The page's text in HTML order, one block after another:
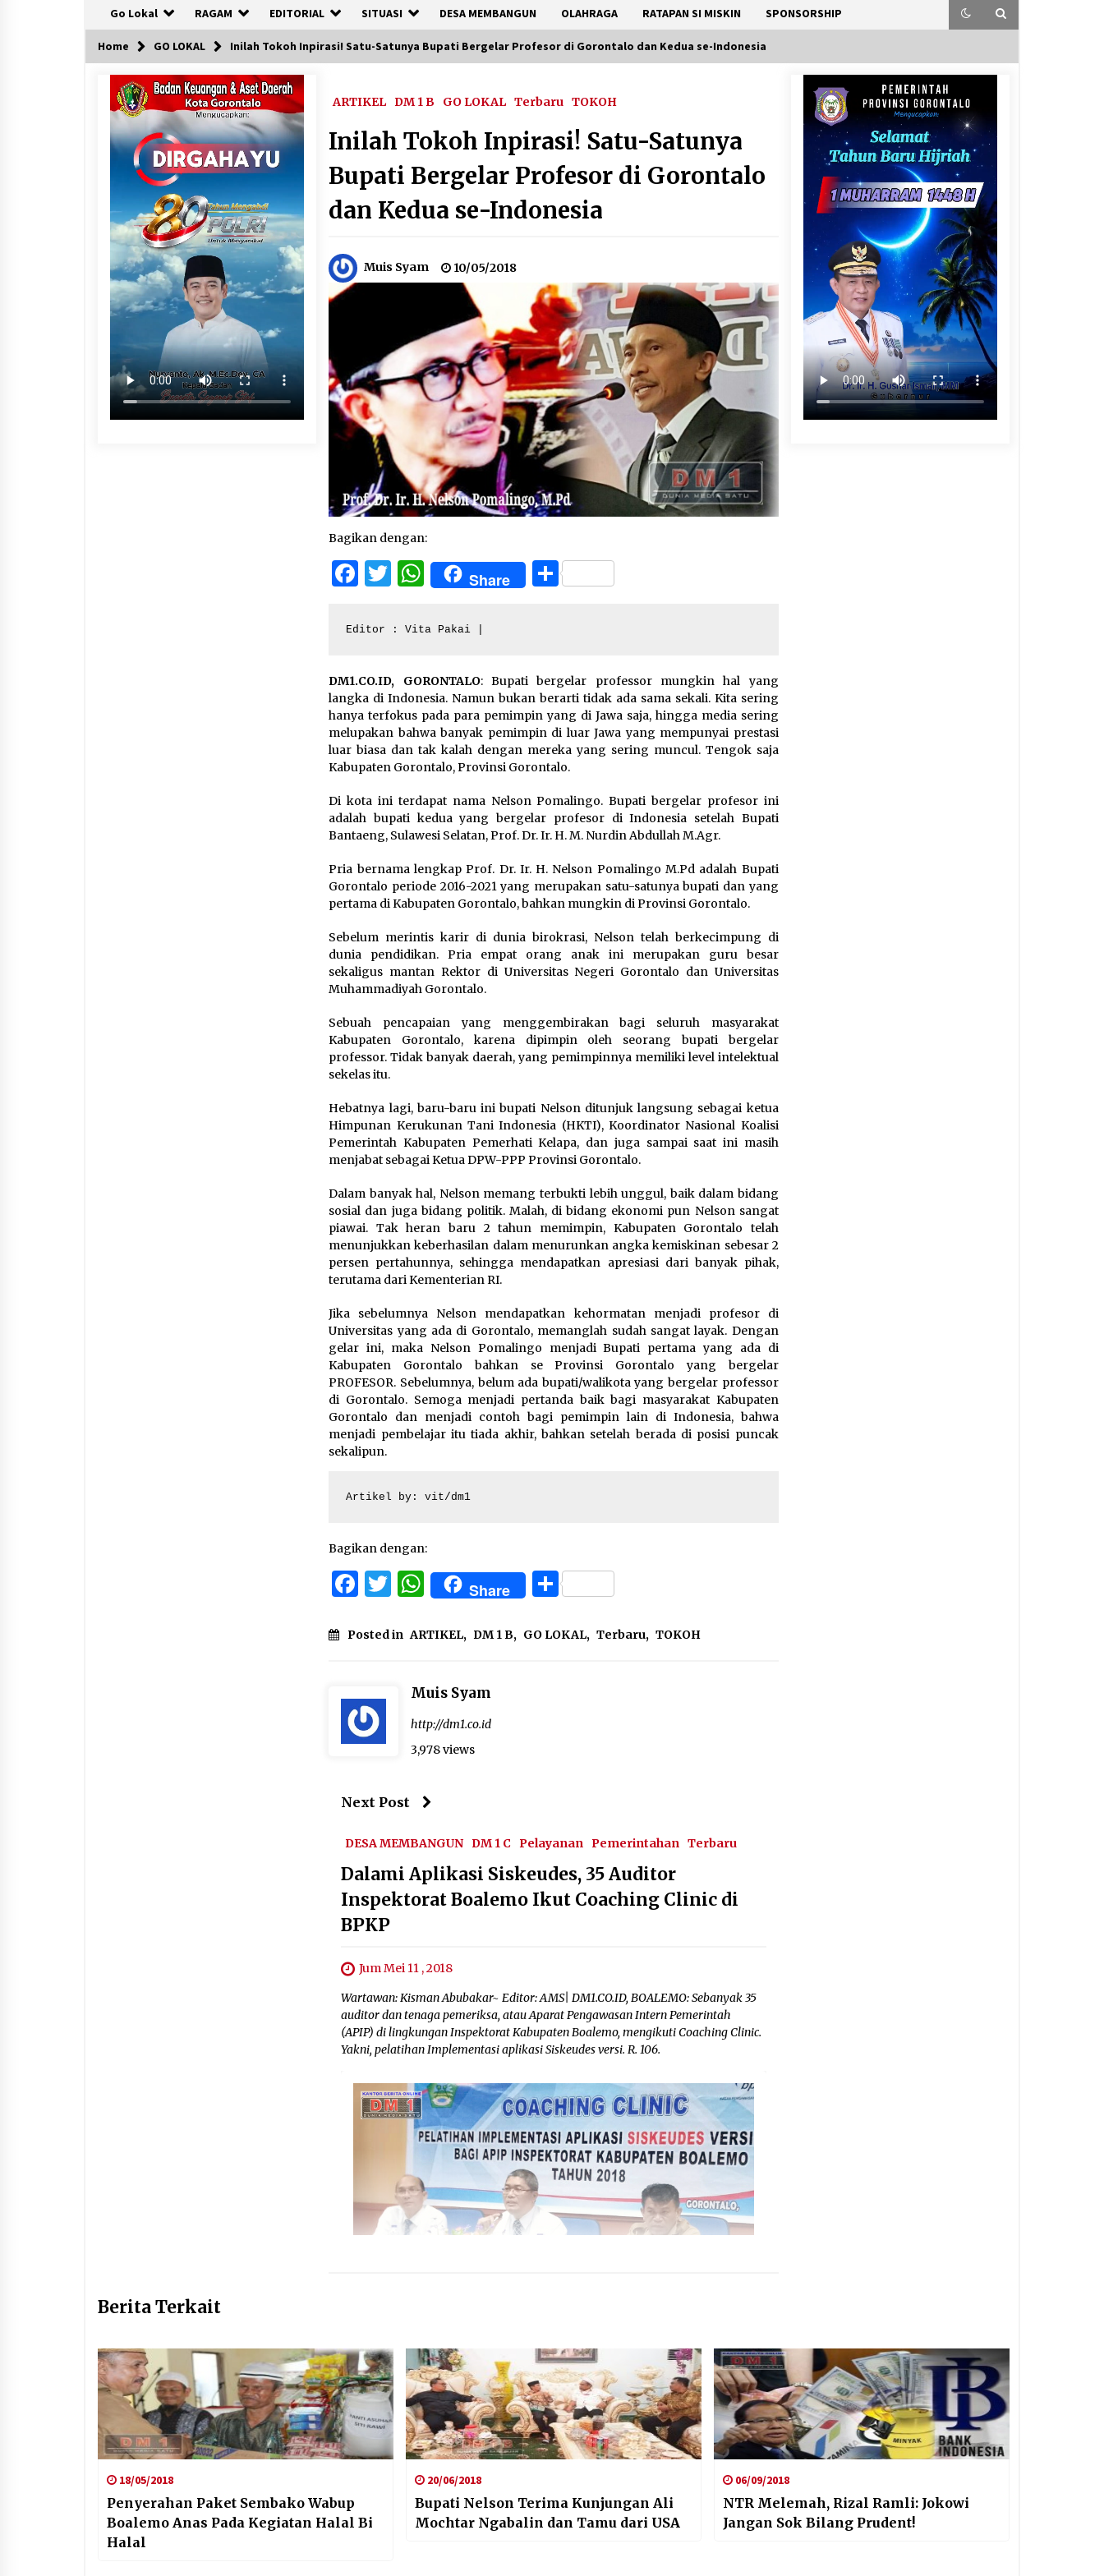
Go Lokal RAGAM EDITORIAL SITUASI DESA MEMBANGUN OLAHRAGA RATAPAN SI MISKIN SPONSORSHIP
Home GO LOKAL Inilah Tokoh Inpirasi! Satu-Satunya Bupati Bergelar Profesor di Gorontalo dan Kedua se-Indonesia
ARTIKEL DM 1 B GO LOKAL Terbaru TOKOH
Inilah Tokoh Inpirasi! Satu-Satunya
Bupati Bergelar Profesor di Gorontalo
dan Kedua se-Indonesia
Muis Syam 10/05/2018
Bagikan dengan:
Facebook
Twitter
WhatsApp
Share Share
Editor : Vita Pakai |
DM1.CO.ID, GORONTALO: Bupati bergelar professor mungkin hal yang
langka di Indonesia. Namun bukan berarti tidak ada sama sekali. Kita sering
hanya terfokus pada para pemimpin yang di Jawa saja, hingga media sering
melupakan bahwa banyak pemimpin di luar Jawa yang mempunyai prestasi
luar biasa dan tak kalah dengan mereka yang sering muncul. Tengok saja
Kabupaten Gorontalo, Provinsi Gorontalo.
Di kota ini terdapat nama Nelson Pomalingo. Bupati bergelar profesor ini
adalah bupati kedua yang bergelar profesor di Indonesia setelah Bupati
Bantaeng, Sulawesi Selatan, Prof. Dr. Ir. H. M. Nurdin Abdullah M.Agr.
Pria bernama lengkap Prof. Dr. Ir. H. Nelson Pomalingo M.Pd adalah Bupati
Gorontalo periode 2016-2021 yang merupakan satu-satunya bupati dan yang
pertama di Kabupaten Gorontalo, bahkan mungkin di Provinsi Gorontalo.
Sebelum merintis karir di dunia birokrasi, Nelson telah berkecimpung di
dunia pendidikan. Pria empat orang anak ini merupakan guru besar
sekaligus mantan Rektor di Universitas Negeri Gorontalo dan Universitas
Muhammadiyah Gorontalo.
Sebuah pencapaian yang menggembirakan bagi seluruh masyarakat
Kabupaten Gorontalo, karena dipimpin oleh seorang bupati bergelar
professor. Tidak banyak daerah, yang pemimpinnya memiliki level intelektual
sekelas itu.
Hebatnya lagi, baru-baru ini bupati Nelson ditunjuk langsung sebagai ketua
Himpunan Kerukunan Tani Indonesia (HKTI), Koordinator Nasional Koalisi
Pemerintah Kabupaten Pemerhati Kelapa, dan juga sampai saat ini masih
menjabat sebagai Ketua DPW-PPP Provinsi Gorontalo.
Dalam banyak hal, Nelson memang terbukti lebih unggul, baik dalam bidang
sosial dan juga bidang politik. Malah, di bidang ekonomi pun Nelson sangat
piawai. Tak heran baru 2 tahun memimpin, Kabupaten Gorontalo telah
menunjukkan keberhasilan dalam menurunkan angka kemiskinan sebesar 2
persen pertahunnya, sehingga mendapatkan apresiasi dari banyak pihak,
terutama dari Kementerian RI.
Jika sebelumnya Nelson mendapatkan kehormatan menjadi profesor di
Universitas yang ada di Gorontalo, memanglah sudah sangat layak. Dengan
gelar ini, maka Nelson Pomalingo menjadi Bupati pertama yang ada di
Kabupaten Gorontalo bahkan se Provinsi Gorontalo yang bergelar
PROFESOR. Sebelumnya, belum ada bupati/walikota yang bergelar professor
di Gorontalo. Semoga menjadi pertanda baik bagi masyarakat Kabupaten
Gorontalo dan menjadi contoh bagi pemimpin lain di Indonesia, bahwa
menjadi pembelajar itu tiada akhir, bahkan setelah berada di posisi puncak
sekalipun.
Artikel by: vit/dm1
Bagikan dengan:
Facebook
Twitter
WhatsApp
Share Share
Posted in ARTIKEL, DM 1 B, GO LOKAL, Terbaru, TOKOH
Muis Syam
http://dm1.co.id
3,978 views
Next Post
DESA MEMBANGUN DM 1 C Pelayanan Pemerintahan Terbaru
Dalami Aplikasi Siskeudes, 35 Auditor
Inspektorat Boalemo Ikut Coaching Clinic di
BPKP
Jum Mei 11 , 2018
Wartawan: Kisman Abubakar~ Editor: AMS| DM1.CO.ID, BOALEMO: Sebanyak 35
auditor dan tenaga pemeriksa, atau Aparat Pengawasan Intern Pemerintah
(APIP) di lingkungan Inspektorat Kabupaten Boalemo, mengikuti Coaching Clinic.
Yakni, pelatihan Implementasi aplikasi Siskeudes versi. R. 106.
Berita Terkait
18/05/2018
Penyerahan Paket Sembako Wabup
Boalemo Anas Pada Kegiatan Halal Bi
Halal
20/06/2018
Bupati Nelson Terima Kunjungan Ali
Mochtar Ngabalin dan Tamu dari USA
06/09/2018
NTR Melemah, Rizal Ramli: Jokowi
Jangan Sok Bilang Prudent!